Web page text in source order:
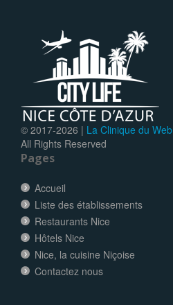
© 2017-2026 | La Clinique du Web
All Rights Reserved
Pages
Accueil
Liste des établissements
Restaurants Nice
Hôtels Nice
Nice, la cuisine Niçoise
Contactez nous